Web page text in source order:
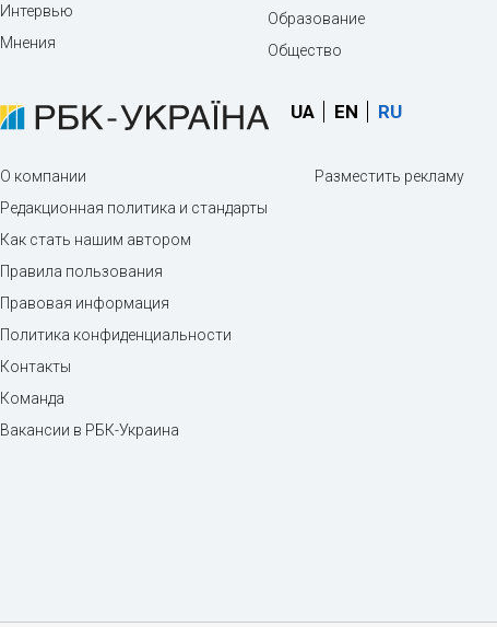
Интервью
Мнения
Образование
Общество
UA EN RU
О компании
Редакционная политика и стандарты
Как стать нашим автором
Правила пользования
Правовая информация
Политика конфиденциальности
Контакты
Команда
Вакансии в РБК-Украина
Разместить рекламу